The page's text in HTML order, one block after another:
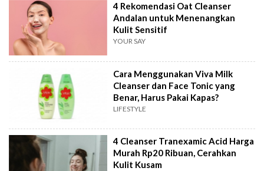
4 Rekomendasi Oat Cleanser
Andalan untuk Menenangkan
Kulit Sensitif
YOUR SAY
Cara Menggunakan Viva Milk
Cleanser dan Face Tonic yang
Benar, Harus Pakai Kapas?
LIFESTYLE
4 Cleanser Tranexamic Acid Harga
Murah Rp20 Ribuan, Cerahkan
Kulit Kusam